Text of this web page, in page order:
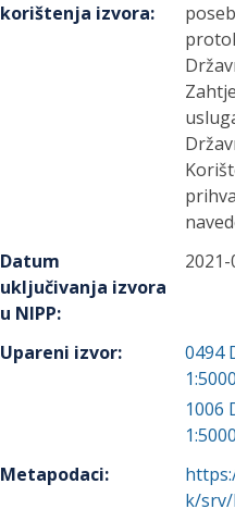
korištenja izvora:
Datum
uključivanja izvora
u NIPP:
Upareni izvor: 0494
1006
Metapodaci:
k/